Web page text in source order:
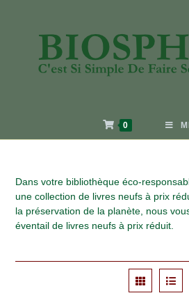
0
Dans votre bibliothèque éco-
une collection de livres neufs à prix
la préservation de la planète, nous
éventail de livres neufs à prix réduit.